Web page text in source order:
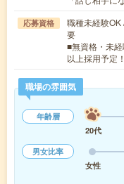
応募資格
職種未経験OK
要
■無資格・未
以上採用予定
職場の雰囲気
年齢層
20代
男女比率
女性